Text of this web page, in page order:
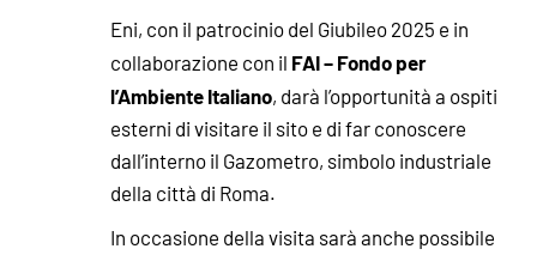
Eni, con il patrocinio del Giubileo 2025 e in
collaborazione con il FAI – Fondo per
l’Ambiente Italiano, darà l’opportunità a ospiti
esterni di visitare il sito e di far conoscere
dall’interno il Gazometro, simbolo industriale
della città di Roma.
In occasione della visita sarà anche possibile